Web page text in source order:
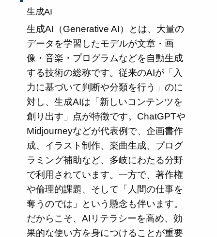
生成AI
生成AI（Generative AI）とは、大量の
データを学習したモデルが文章・画
像・音楽・プログラムなどを自動生成
する技術の総称です。従来のAIが「入
力に基づいて判断や分類を行う」のに
対し、生成AIは「新しいコンテンツを
創り出す」点が特徴です。ChatGPTや
Midjourneyなどが代表例で、企画書作
成、イラスト制作、楽曲生成、プログ
ラミング補助など、多岐にわたる分野
で利用されています。一方で、著作権
や倫理的課題、そして「人間の仕事を
奪うのでは」という懸念も伴います。
だからこそ、AIリテラシーを高め、効
果的な使い方を身につけることが重要